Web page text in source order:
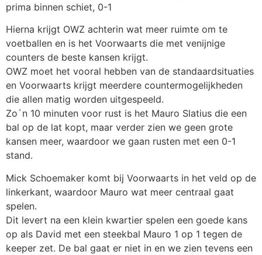
prima binnen schiet, 0-1
Hierna krijgt OWZ achterin wat meer ruimte om te
voetballen en is het Voorwaarts die met venijnige
counters de beste kansen krijgt.
OWZ moet het vooral hebben van de standaardsituaties
en Voorwaarts krijgt meerdere countermogelijkheden
die allen matig worden uitgespeeld.
Zo`n 10 minuten voor rust is het Mauro Slatius die een
bal op de lat kopt, maar verder zien we geen grote
kansen meer, waardoor we gaan rusten met een 0-1
stand.
Mick Schoemaker komt bij Voorwaarts in het veld op de
linkerkant, waardoor Mauro wat meer centraal gaat
spelen.
Dit levert na een klein kwartier spelen een goede kans
op als David met een steekbal Mauro 1 op 1 tegen de
keeper zet. De bal gaat er niet in en we zien tevens een